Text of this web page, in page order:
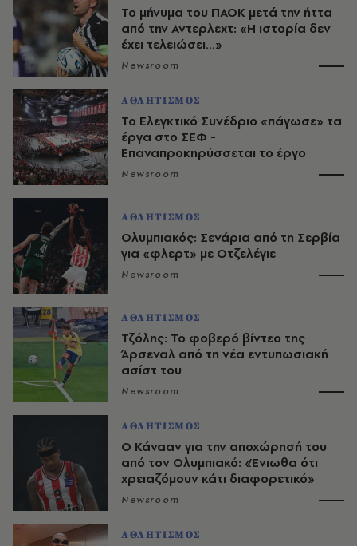
Το μήνυμα του ΠΑΟΚ μετά την ήττα
από την Αντερλεχτ: «Η ιστορία δεν
έχει τελειώσει…»
Newsroom
ΑΘΛΗΤΙΣΜΟΣ
Το Ελεγκτικό Συνέδριο «πάγωσε» τα
έργα στο ΣΕΦ -
Επαναπροκηρύσσεται το έργο
Newsroom
ΑΘΛΗΤΙΣΜΟΣ
Ολυμπιακός: Σενάρια από τη Σερβία
για «φλερτ» με Οτζελέγιε
Newsroom
ΑΘΛΗΤΙΣΜΟΣ
Τζόλης: Το φοβερό βίντεο της
Άρσεναλ από τη νέα εντυπωσιακή
ασίστ του
Newsroom
ΑΘΛΗΤΙΣΜΟΣ
Ο Κάνααν για την αποχώρησή του
από τον Ολυμπιακό: «Ένιωθα ότι
χρειαζόμουν κάτι διαφορετικό»
Newsroom
ΑΘΛΗΤΙΣΜΟΣ